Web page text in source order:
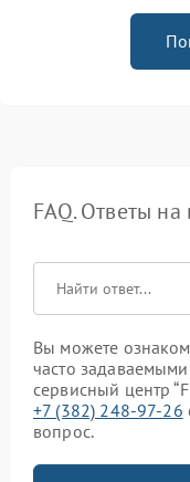
FAQ. Ответы
Вы можете
часто
сервисный центр
+7 (382) 248-97-26
вопрос.